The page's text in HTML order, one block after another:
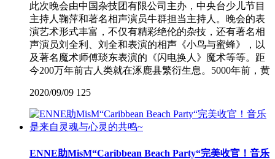
此次晚会由中国杂技团有限公司主办，中央台少儿节目
主持人鞠萍和著名相声演员牛群担当主持人。晚会的表
演艺术形式丰富，不仅有精彩绝伦的杂技，还有著名相
声演员刘全利、刘全和表演的相声《小鸟与蜜蜂》，以
及著名魔术师傅琰东表演的《闪电换人》魔术等等。距
今200万年前古人类就在涿鹿县繁衍生息。5000年前，黄
2020/09/09 125
ENNE助MisM“Caribbean Beach Party“完美收官！音乐